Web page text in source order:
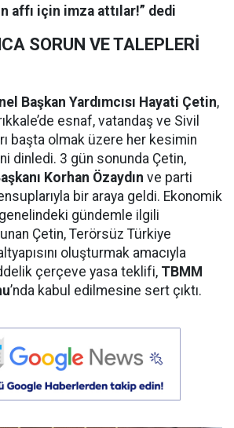
affı için imza attılar!” dedi
SORUN VE TALEPLERİ
Başkan Yardımcısı Hayati Çetin,
esnaf, vatandaş ve Sivil
başta olmak üzere her kesimin
dinledi. 3 gün sonunda Çetin,
Korhan Özaydın ve parti
bir araya geldi. Ekonomik
gündemle ilgili
Çetin, Terörsüz Türkiye
oluşturmak amacıyla
çerçeve yasa teklifi, TBMM
’nda kabul edilmesine sert çıktı.